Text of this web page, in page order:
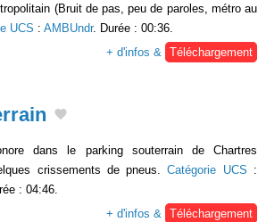
(Bruit de pas, peu de paroles, métro au
UCS : AMBUndr. Durée : 00:36.
+ d'infos &
Téléchargement
dans le parking souterrain de Chartres
crissements de pneus.Catégorie UCS :
: 04:46.
+ d'infos & Téléchargement